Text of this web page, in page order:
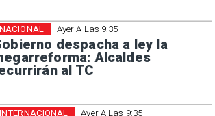
Ayer A Las 9:35
despacha a ley la
Alcaldes
al TC
NACIONAL
Ayer A Las 9:35
INTERNACIONAL